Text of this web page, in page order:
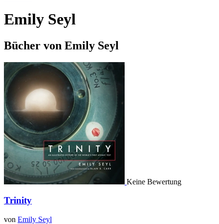
Emily Seyl
Bücher von Emily Seyl
Keine Bewertung
Trinity
von Emily Seyl